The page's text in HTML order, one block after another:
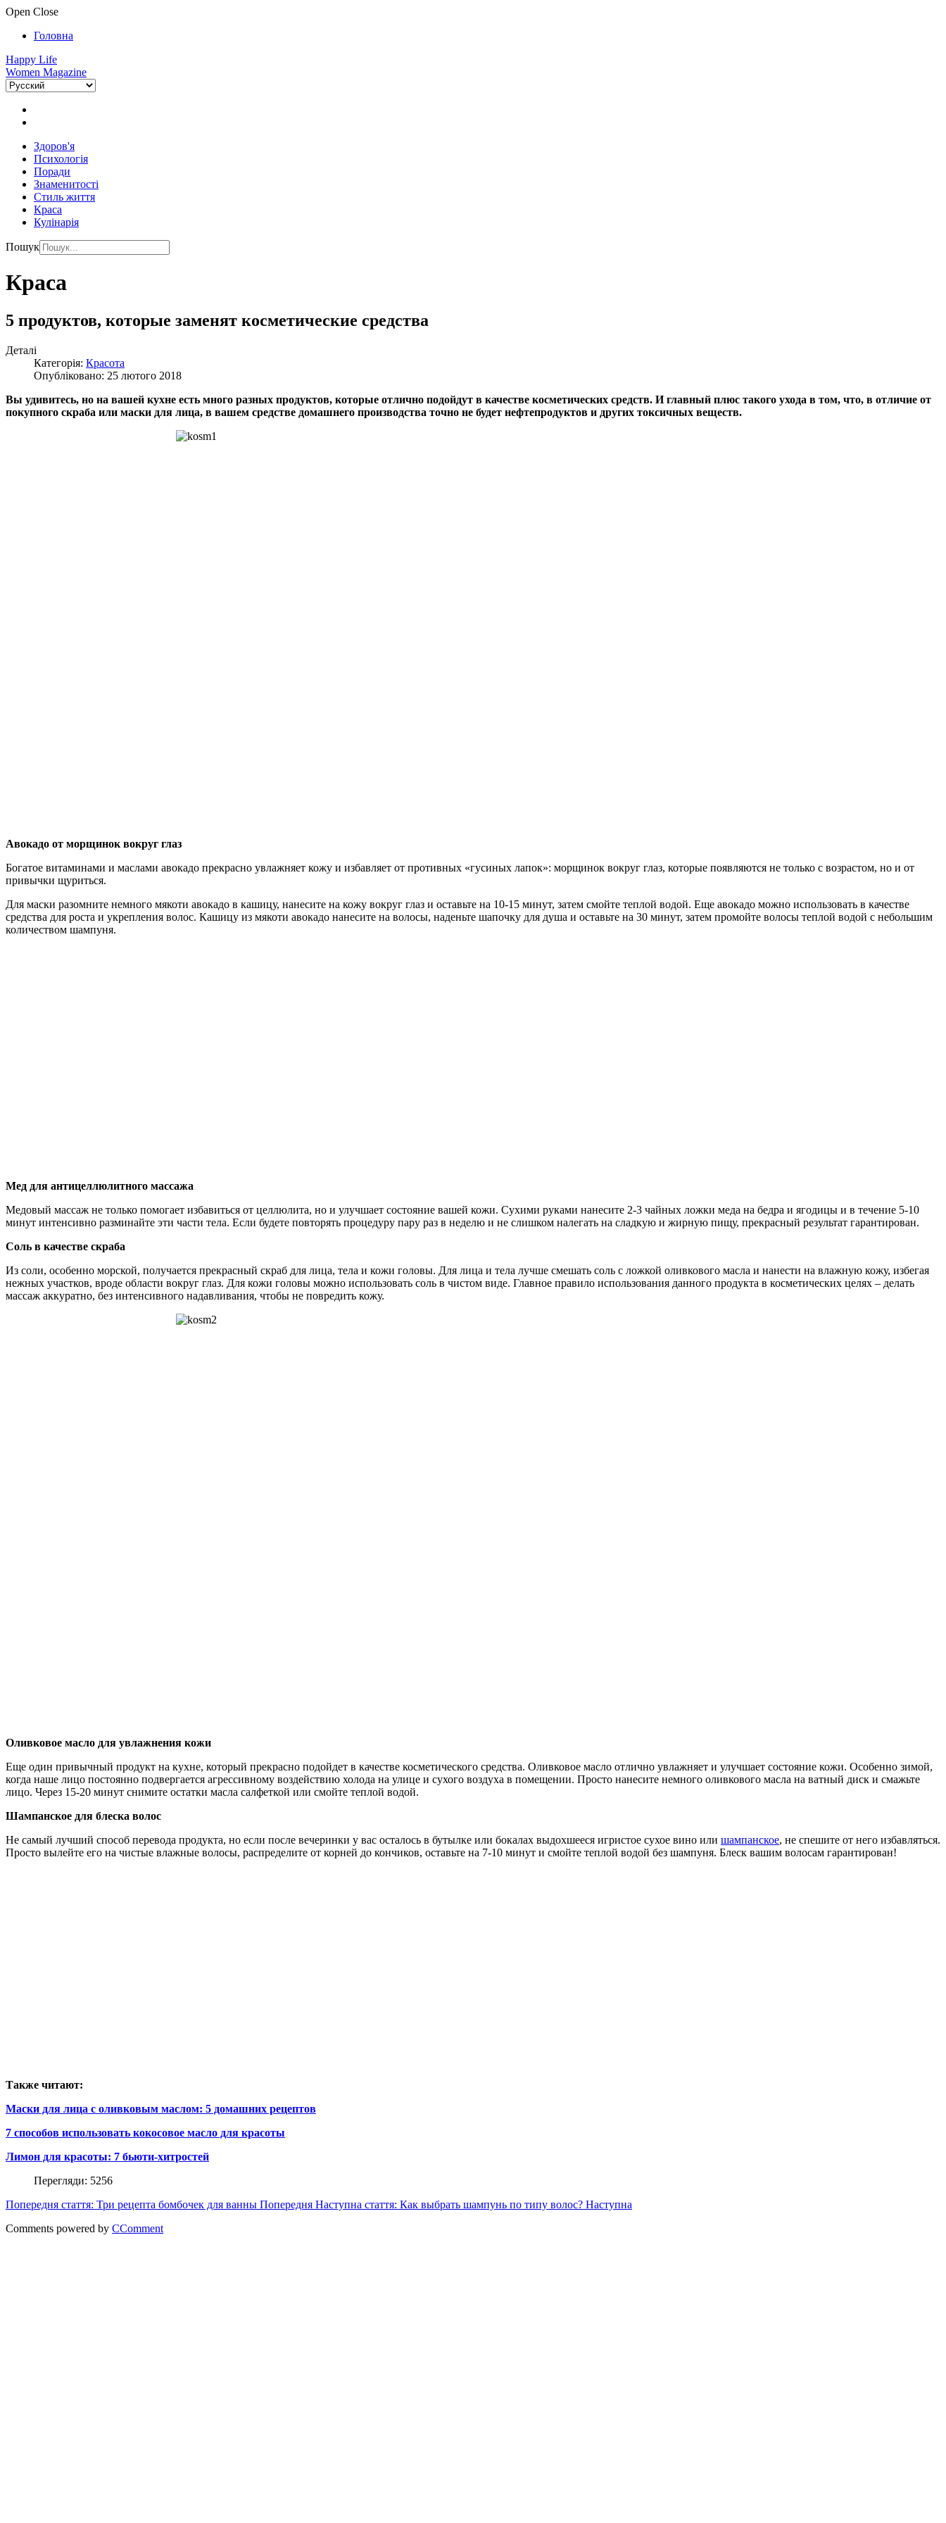
Open Close
Головна
Happy Life
Women Magazine
Здоров'я
Психологія
Поради
Знаменитості
Стиль життя
Краса
Кулінарія
Пошук
Краса
5 продуктов, которые заменят косметические средства
Деталі
Категорія: Красота
Опубліковано: 25 лютого 2018
Вы удивитесь, но на вашей кухне есть много разных продуктов, которые отлично подойдут в качестве косметических средств. И главный плюс такого ухода в том, что, в отличие от
покупного скраба или маски для лица, в вашем средстве домашнего производства точно не будет нефтепродуктов и других токсичных веществ.
Авокадо от морщинок вокруг глаз
Богатое витаминами и маслами авокадо прекрасно увлажняет кожу и избавляет от противных «гусиных лапок»: морщинок вокруг глаз, которые появляются не только с возрастом, но и от
привычки щуриться.
Для маски разомните немного мякоти авокадо в кашицу, нанесите на кожу вокруг глаз и оставьте на 10-15 минут, затем смойте теплой водой. Еще авокадо можно использовать в качестве
средства для роста и укрепления волос. Кашицу из мякоти авокадо нанесите на волосы, наденьте шапочку для душа и оставьте на 30 минут, затем промойте волосы теплой водой с небольшим
количеством шампуня.
Мед для антицеллюлитного массажа
Медовый массаж не только помогает избавиться от целлюлита, но и улучшает состояние вашей кожи. Сухими руками нанесите 2-3 чайных ложки меда на бедра и ягодицы и в течение 5-10
минут интенсивно разминайте эти части тела. Если будете повторять процедуру пару раз в неделю и не слишком налегать на сладкую и жирную пищу, прекрасный результат гарантирован.
Соль в качестве скраба
Из соли, особенно морской, получается прекрасный скраб для лица, тела и кожи головы. Для лица и тела лучше смешать соль с ложкой оливкового масла и нанести на влажную кожу, избегая
нежных участков, вроде области вокруг глаз. Для кожи головы можно использовать соль в чистом виде. Главное правило использования данного продукта в косметических целях – делать
массаж аккуратно, без интенсивного надавливания, чтобы не повредить кожу.
Оливковое масло для увлажнения кожи
Еще один привычный продукт на кухне, который прекрасно подойдет в качестве косметического средства. Оливковое масло отлично увлажняет и улучшает состояние кожи. Особенно зимой,
когда наше лицо постоянно подвергается агрессивному воздействию холода на улице и сухого воздуха в помещении. Просто нанесите немного оливкового масла на ватный диск и смажьте
лицо. Через 15-20 минут снимите остатки масла салфеткой или смойте теплой водой.
Шампанское для блеска волос
Не самый лучший способ перевода продукта, но если после вечеринки у вас осталось в бутылке или бокалах выдохшееся игристое сухое вино или шампанское, не спешите от него избавляться.
Просто вылейте его на чистые влажные волосы, распределите от корней до кончиков, оставьте на 7-10 минут и смойте теплой водой без шампуня. Блеск вашим волосам гарантирован!
Также читают:
Маски для лица с оливковым маслом: 5 домашних рецептов
7 способов использовать кокосовое масло для красоты
Лимон для красоты: 7 бьюти-хитростей
Перегляди: 5256
Попередня стаття: Три рецепта бомбочек для ванны Попередня Наступна стаття: Как выбрать шампунь по типу волос? Наступна
Comments powered by CComment